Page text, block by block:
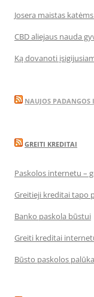
Josera maistas
CBD aliejaus nauda
Ką dovanoti
NAUJOS PADANGOS
GREITI KREDITAI
Paskolos internetu –
Greitieji kreditai tapo
Banko paskola būstui
Greiti kreditai
Būsto paskolos